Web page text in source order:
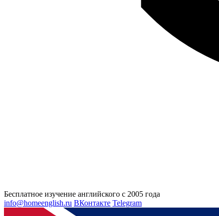
Бесплатное изучение английского с 2005 года
info@homeenglish.ru ВКонтакте Telegram